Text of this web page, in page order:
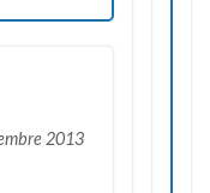
2013